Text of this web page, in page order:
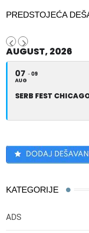
PREDSTOJEĆA
AUGUST, 2026
07
AUG
09
SERB FEST
KATEGORIJE
ADS